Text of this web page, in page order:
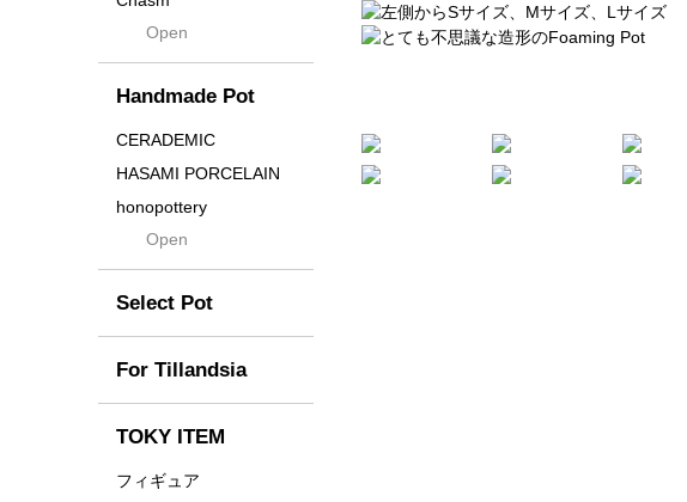
Contra
Cream
Crown
Distortion
Drop
DUNE
Flames
For
Former
Fused
Earth
emeth
Enhance
Open
Handmade Pot
CERADEMIC
HASAMI PORCELAIN
honopottery
nocturne
tamanhayat
TETSUYA OZAWA
Scratch
Takehiro Ito
Yuya Iha
Open
Select Pot
For Tillandsia
TOKY ITEM
フィギュア